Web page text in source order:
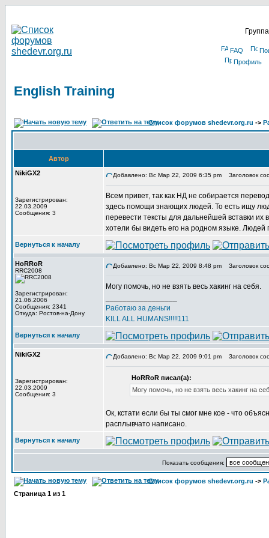
FAQ
Профиль
English Training
Список форумов shedevr.org.ru ->
Автор
NikiGX2
Зарегистрирован:
22.03.2009
Сообщения: 3
Добавлено: Вс Мар 22, 2009 6:35 pm Заголовок
Всем привет, так как НД не собирается
здесь помощи знающих людей. То есть ищу
перевести тексты для дальнейшей вставки
хотели бы видеть его на родном языке. Людей
Вернуться к началу
HoRRoR
RRC2008
Зарегистрирован:
21.06.2006
Сообщения: 2341
Откуда: Ростов-на-Дону
Добавлено: Вс Мар 22, 2009 8:48 pm Заголовок
Могу помочь, но не взять весь хакинг на себя.
Работаю за деньги
KILL ALL HUMANS!!!!!111
Вернуться к началу
NikiGX2
Зарегистрирован:
22.03.2009
Сообщения: 3
Добавлено: Вс Мар 22, 2009 9:01 pm Заголовок
HoRRoR писал(а):
Могу помочь, но не взять весь хакинг на
Ок, кстати если бы ты смог мне кое - что
расплывчато написано.
Вернуться к началу
Показать сообщения:
Список форумов shedevr.org.ru ->
Страница 1 из 1